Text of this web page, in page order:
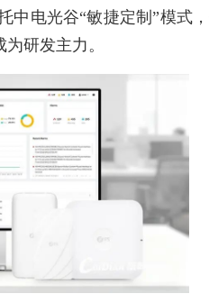
中电光谷“敏捷定制”模式
研发主力。